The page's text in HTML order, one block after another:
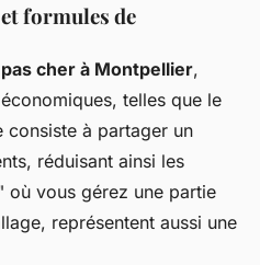
formules de
cher à Montpellier,
telles que le
à partager un
réduisant ainsi les
vous gérez une partie
représentent aussi une